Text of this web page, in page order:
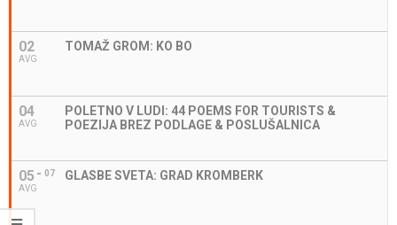
02
AVG
TOMAŽ GROM: KO BO
04
AVG
POLETNO V LUDI: 44 POEMS FOR TOURISTS &
POEZIJA BREZ PODLAGE & POSLUŠALNICA
05
AVG
07 GLASBE SVETA: GRAD KROMBERK